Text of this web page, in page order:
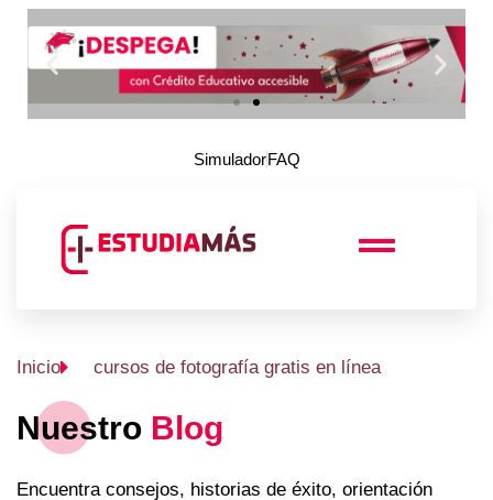
SimuladorFAQ
Inicio cursos de fotografía gratis en línea
Nuestro Blog
Encuentra consejos, historias de éxito, orientación